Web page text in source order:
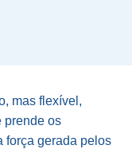
mas flexível,
prende os
força gerada pelos